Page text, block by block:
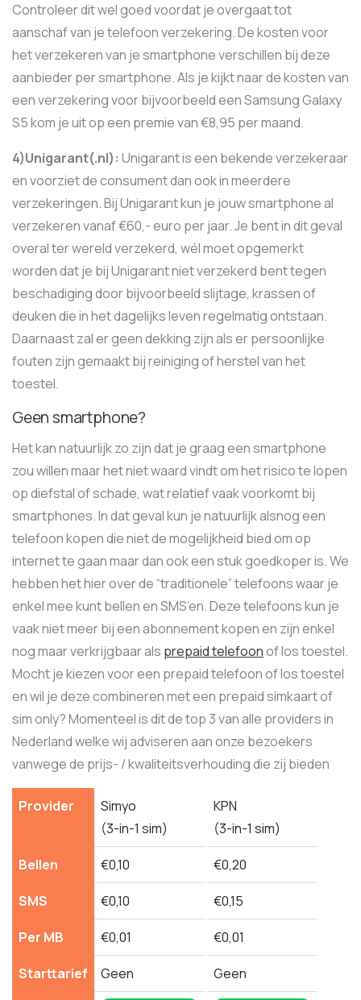
Controleer dit wel goed voordat je overgaat tot
aanschaf van je telefoon verzekering. De kosten voor
het verzekeren van je smartphone verschillen bij deze
aanbieder per smartphone. Als je kijkt naar de kosten van
een verzekering voor bijvoorbeeld een Samsung Galaxy
S5 kom je uit op een premie van €8,95 per maand.
4)Unigarant(.nl): Unigarant is een bekende verzekeraar
en voorziet de consument dan ook in meerdere
verzekeringen. Bij Unigarant kun je jouw smartphone al
verzekeren vanaf €60,- euro per jaar. Je bent in dit geval
overal ter wereld verzekerd, wél moet opgemerkt
worden dat je bij Unigarant niet verzekerd bent tegen
beschadiging door bijvoorbeeld slijtage, krassen of
deuken die in het dagelijks leven regelmatig ontstaan.
Daarnaast zal er geen dekking zijn als er persoonlijke
fouten zijn gemaakt bij reiniging of herstel van het
toestel.
Geen smartphone?
Het kan natuurlijk zo zijn dat je graag een smartphone
zou willen maar het niet waard vindt om het risico te lopen
op diefstal of schade, wat relatief vaak voorkomt bij
smartphones. In dat geval kun je natuurlijk alsnog een
telefoon kopen die niet de mogelijkheid bied om op
internet te gaan maar dan ook een stuk goedkoper is. We
hebben het hier over de “traditionele” telefoons waar je
enkel mee kunt bellen en SMS’en. Deze telefoons kun je
vaak niet meer bij een abonnement kopen en zijn enkel
nog maar verkrijgbaar als prepaid telefoonof los toestel.
Mocht je kiezen voor een prepaid telefoon of los toestel
en wil je deze combineren met een prepaid simkaart of
sim only? Momenteel is dit de top 3 van alle providers in
Nederland welke wij adviseren aan onze bezoekers
vanwege de prijs- / kwaliteitsverhouding die zij bieden
Provider
Bellen
SMS
Per MB
Starttarief
Simyo
(3-in-1 sim)
€0,10
€0,10
€0,01
Geen
KPN
(3-in-1 sim)
€0,20
€0,15
€0,01
Geen